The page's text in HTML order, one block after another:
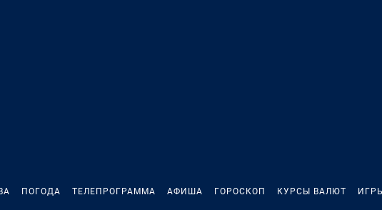
ПОГОДА ТЕЛЕПРОГРАММА АФИША ГОРОСКОП КУРСЫ ВАЛЮТ ИГРЫ